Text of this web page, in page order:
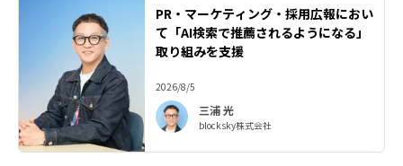
PR・マーケティング・採用広報におい
て「AI検索で推薦されるようになる」
取り組みを支援
2026/8/5
三浦 光
blocksky株式会社